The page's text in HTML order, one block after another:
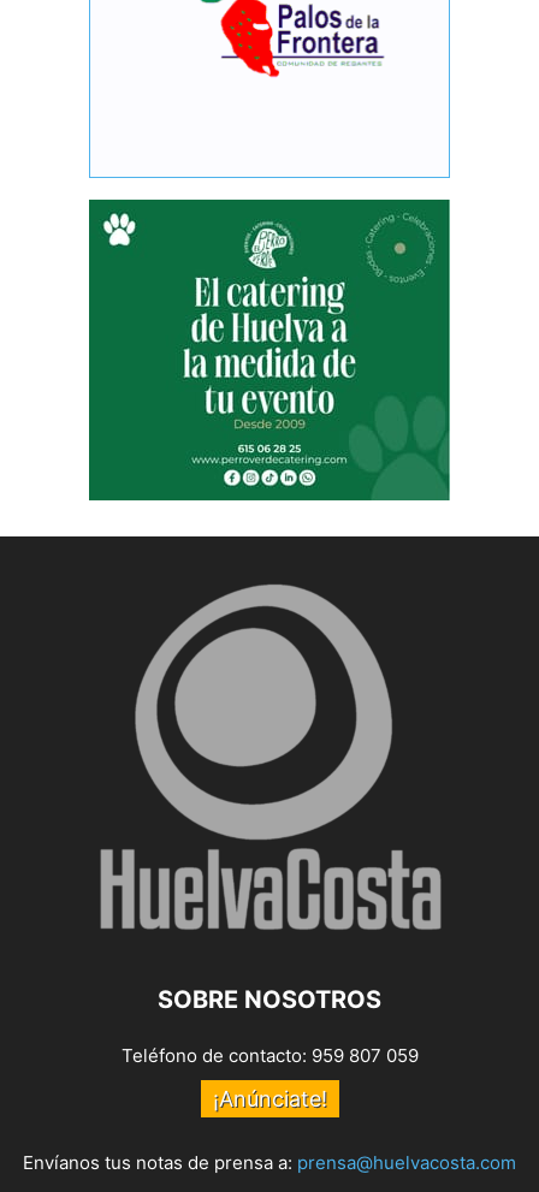
SOBRE NOSOTROS
Teléfono de contacto: 959 807 059
¡Anúnciate!
Envíanos tus notas de prensa a: prensa@huelvacosta.com